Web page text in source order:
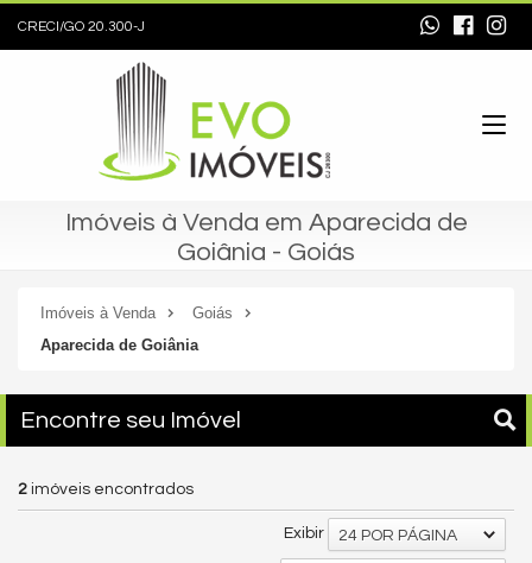
CRECI/GO 20.300-J
Imóveis à Venda em Aparecida de
Goiânia - Goiás
Imóveis à Venda
Goiás
Aparecida de Goiânia
Encontre seu Imóvel
2 imóveis encontrados
Exibir 24 POR PÁGINA